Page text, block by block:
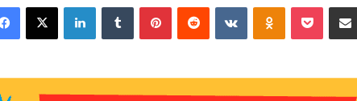
Facebook X Linkedin VK OK